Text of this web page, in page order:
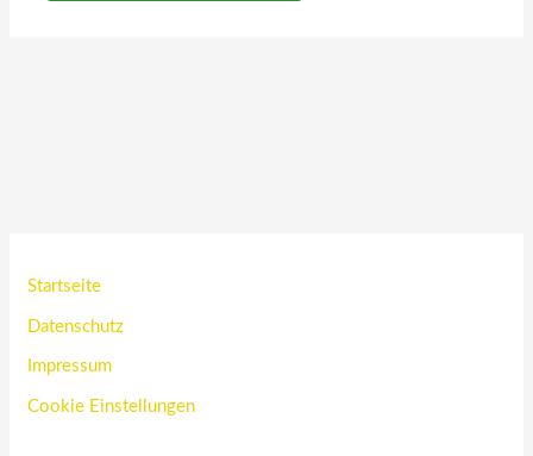
Startseite
Datenschutz
Impressum
Cookie Einstellungen